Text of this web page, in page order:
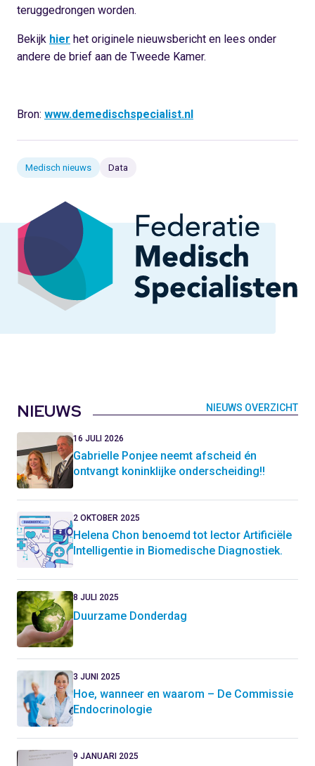
teruggedrongen worden.
Bekijk hier het originele nieuwsbericht en lees onder
andere de brief aan de Tweede Kamer.
Bron: www.demedischspecialist.nl
Medisch nieuws Data
NIEUWS NIEUWS OVERZICHT
16 JULI 2026
Gabrielle Ponjee neemt afscheid én
ontvangt koninklijke onderscheiding!!
2 OKTOBER 2025
Helena Chon benoemd tot lector Artificiële
Intelligentie in Biomedische Diagnostiek.
8 JULI 2025
Duurzame Donderdag
3 JUNI 2025
Hoe, wanneer en waarom – De Commissie
Endocrinologie
9 JANUARI 2025